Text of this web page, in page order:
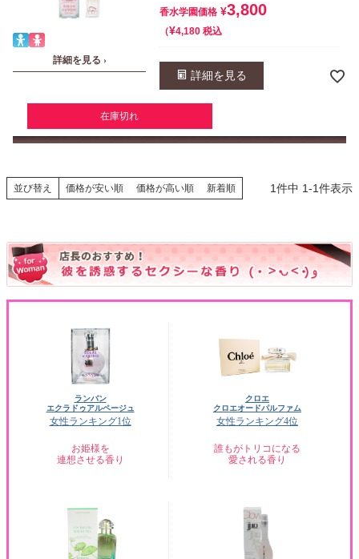
詳細を見る ›
香水学園価格 ¥3,800
¥4,180 税込
詳細を見る
在庫切れ
並び替え 価格が安い順 価格が高い順 新着順 1件中 1-1件表示
ランバン
エクラドゥアルページュ
女性ランキング1位
お姫様を
連想させる香り
クロエ
クロエオードパルファム
女性ランキング4位
誰もがトリコになる
愛される香り